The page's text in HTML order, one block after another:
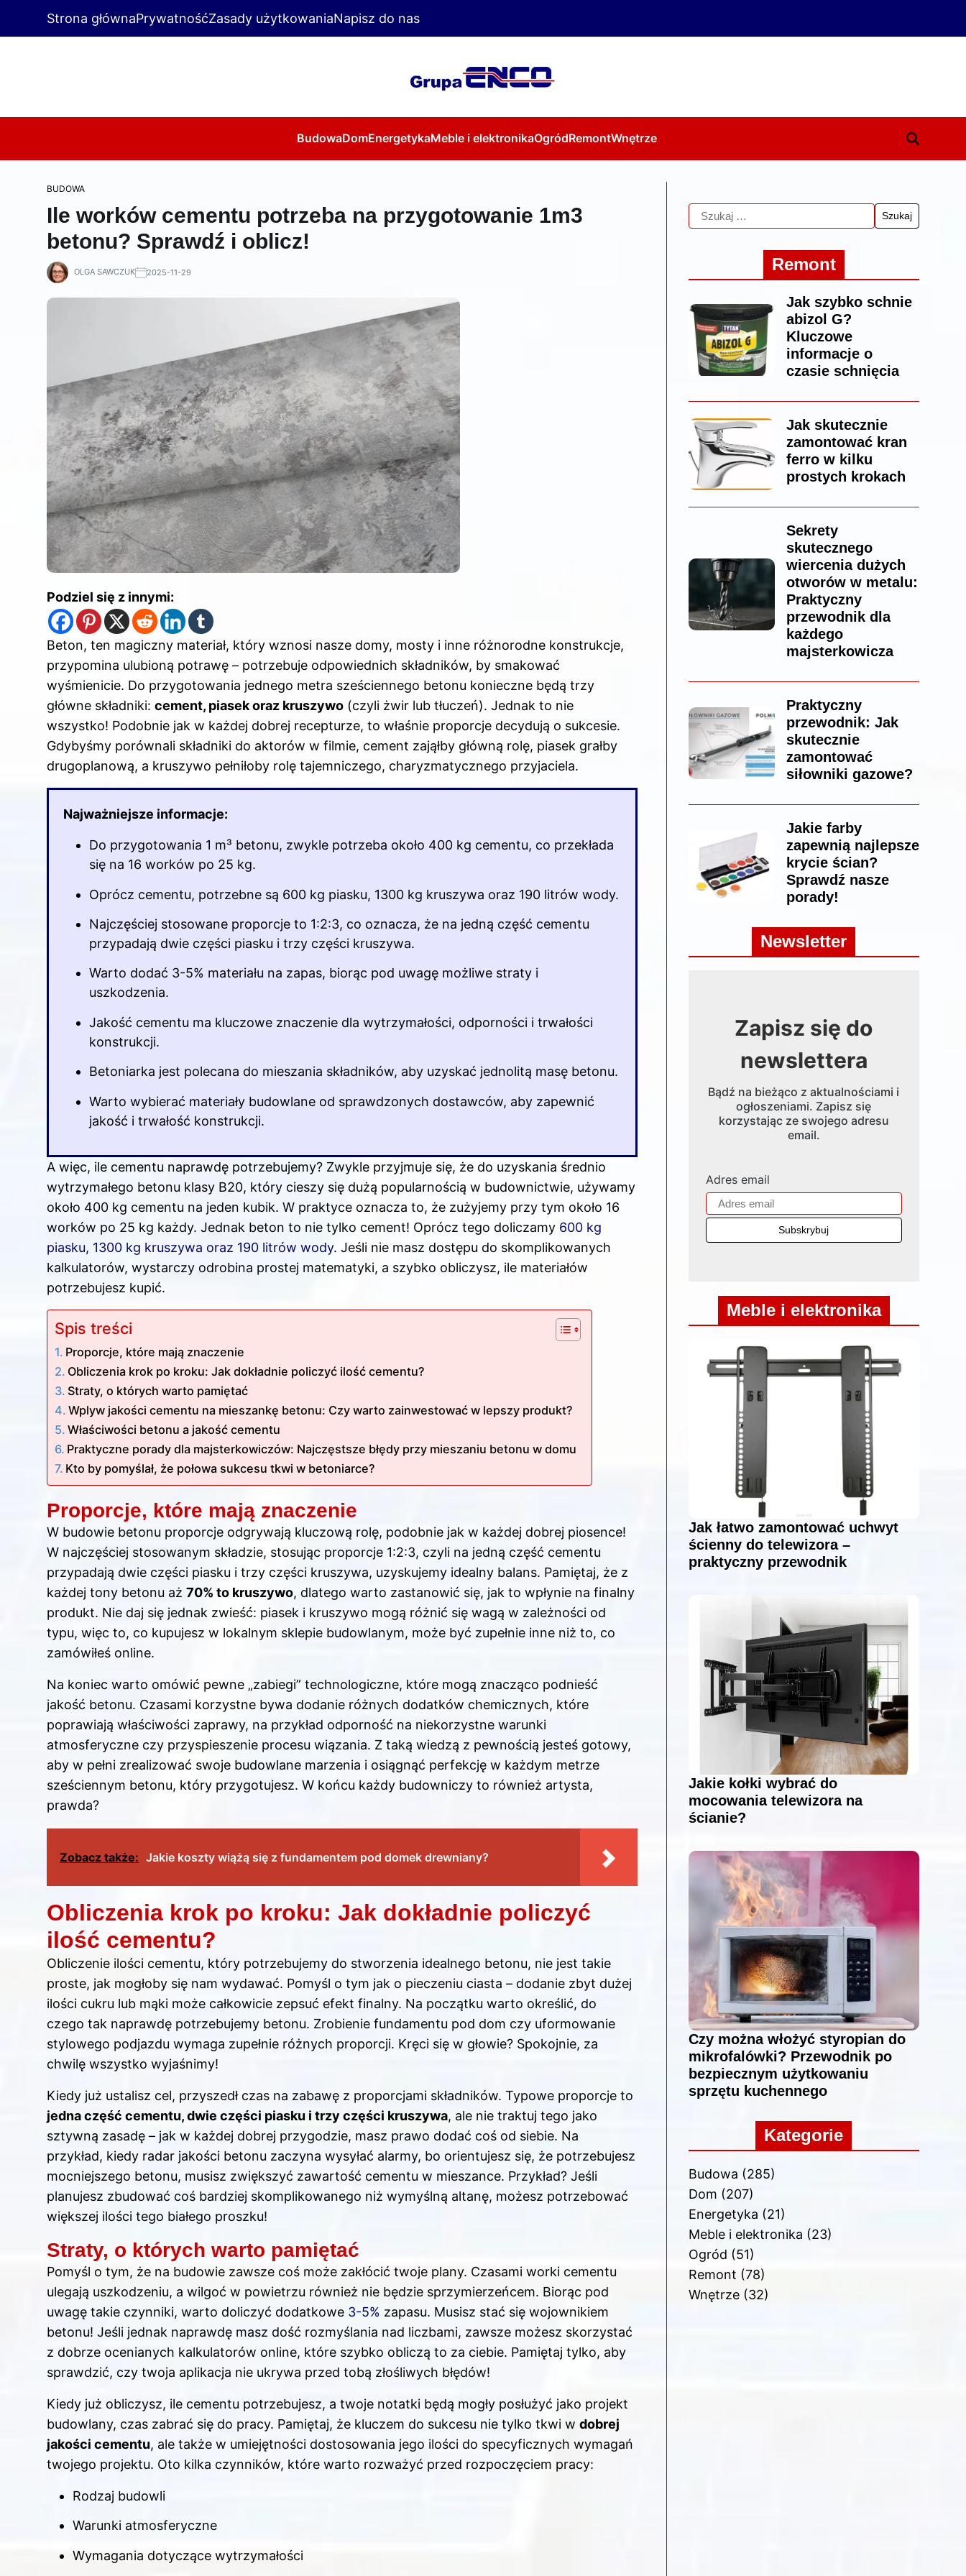
Strona głównaPrywatnośćZasady użytkowaniaNapisz do nas
BudowaDomEnergetykaMeble i elektronikaOgródRemontWnętrze
BUDOWA
Ile worków cementu potrzeba na przygotowanie 1m3
betonu? Sprawdź i oblicz!
OLGA SAWCZUK 2025-11-29
Podziel się z innymi:
Beton, ten magiczny materiał, który wznosi nasze domy, mosty i inne różnorodne konstrukcje,
przypomina ulubioną potrawę – potrzebuje odpowiednich składników, by smakować
wyśmienicie. Do przygotowania jednego metra sześciennego betonu konieczne będą trzy
główne składniki: cement, piasek oraz kruszywo (czyli żwir lub tłuczeń). Jednak to nie
wszystko! Podobnie jak w każdej dobrej recepturze, to właśnie proporcje decydują o sukcesie.
Gdybyśmy porównali składniki do aktorów w filmie, cement zająłby główną rolę, piasek grałby
drugoplanową, a kruszywo pełniłoby rolę tajemniczego, charyzmatycznego przyjaciela.
Najważniejsze informacje:
Do przygotowania 1 m³ betonu, zwykle potrzeba około 400 kg cementu, co przekłada
się na 16 worków po 25 kg.
Oprócz cementu, potrzebne są 600 kg piasku, 1300 kg kruszywa oraz 190 litrów wody.
Najczęściej stosowane proporcje to 1:2:3, co oznacza, że na jedną część cementu
przypadają dwie części piasku i trzy części kruszywa.
Warto dodać 3-5% materiału na zapas, biorąc pod uwagę możliwe straty i
uszkodzenia.
Jakość cementu ma kluczowe znaczenie dla wytrzymałości, odporności i trwałości
konstrukcji.
Betoniarka jest polecana do mieszania składników, aby uzyskać jednolitą masę betonu.
Warto wybierać materiały budowlane od sprawdzonych dostawców, aby zapewnić
jakość i trwałość konstrukcji.
A więc, ile cementu naprawdę potrzebujemy? Zwykle przyjmuje się, że do uzyskania średnio
wytrzymałego betonu klasy B20, który cieszy się dużą popularnością w budownictwie, używamy
około 400 kg cementu na jeden kubik. W praktyce oznacza to, że zużyjemy przy tym około 16
worków po 25 kg każdy. Jednak beton to nie tylko cement! Oprócz tego doliczamy 600 kg
piasku, 1300 kg kruszywa oraz 190 litrów wody. Jeśli nie masz dostępu do skomplikowanych
kalkulatorów, wystarczy odrobina prostej matematyki, a szybko obliczysz, ile materiałów
potrzebujesz kupić.
Spis treści
Proporcje, które mają znaczenie
Obliczenia krok po kroku: Jak dokładnie policzyć ilość cementu?
Straty, o których warto pamiętać
Wplyw jakości cementu na mieszankę betonu: Czy warto zainwestować w lepszy produkt?
Właściwości betonu a jakość cementu
Praktyczne porady dla majsterkowiczów: Najczęstsze błędy przy mieszaniu betonu w domu
Kto by pomyślał, że połowa sukcesu tkwi w betoniarce?
Proporcje, które mają znaczenie
W budowie betonu proporcje odgrywają kluczową rolę, podobnie jak w każdej dobrej piosence!
W najczęściej stosowanym składzie, stosując proporcje 1:2:3, czyli na jedną część cementu
przypadają dwie części piasku i trzy części kruszywa, uzyskujemy idealny balans. Pamiętaj, że z
każdej tony betonu aż 70% to kruszywo, dlatego warto zastanowić się, jak to wpłynie na finalny
produkt. Nie daj się jednak zwieść: piasek i kruszywo mogą różnić się wagą w zależności od
typu, więc to, co kupujesz w lokalnym sklepie budowlanym, może być zupełnie inne niż to, co
zamówiłeś online.
Na koniec warto omówić pewne „zabiegi” technologiczne, które mogą znacząco podnieść
jakość betonu. Czasami korzystne bywa dodanie różnych dodatków chemicznych, które
poprawiają właściwości zaprawy, na przykład odporność na niekorzystne warunki
atmosferyczne czy przyspieszenie procesu wiązania. Z taką wiedzą z pewnością jesteś gotowy,
aby w pełni zrealizować swoje budowlane marzenia i osiągnąć perfekcję w każdym metrze
sześciennym betonu, który przygotujesz. W końcu każdy budowniczy to również artysta,
prawda?
Zobacz także: Jakie koszty wiążą się z fundamentem pod domek drewniany?
Obliczenia krok po kroku: Jak dokładnie policzyć
ilość cementu?
Obliczenie ilości cementu, który potrzebujemy do stworzenia idealnego betonu, nie jest takie
proste, jak mogłoby się nam wydawać. Pomyśl o tym jak o pieczeniu ciasta – dodanie zbyt dużej
ilości cukru lub mąki może całkowicie zepsuć efekt finalny. Na początku warto określić, do
czego tak naprawdę potrzebujemy betonu. Zrobienie fundamentu pod dom czy uformowanie
stylowego podjazdu wymaga zupełnie różnych proporcji. Kręci się w głowie? Spokojnie, za
chwilę wszystko wyjaśnimy!
Kiedy już ustalisz cel, przyszedł czas na zabawę z proporcjami składników. Typowe proporcje to
jedna część cementu, dwie części piasku i trzy części kruszywa, ale nie traktuj tego jako
sztywną zasadę – jak w każdej dobrej przygodzie, masz prawo dodać coś od siebie. Na
przykład, kiedy radar jakości betonu zaczyna wysyłać alarmy, bo orientujesz się, że potrzebujesz
mocniejszego betonu, musisz zwiększyć zawartość cementu w mieszance. Przykład? Jeśli
planujesz zbudować coś bardziej skomplikowanego niż wymyślną altanę, możesz potrzebować
większej ilości tego białego proszku!
Straty, o których warto pamiętać
Pomyśl o tym, że na budowie zawsze coś może zakłócić twoje plany. Czasami worki cementu
ulegają uszkodzeniu, a wilgoć w powietrzu również nie będzie sprzymierzeńcem. Biorąc pod
uwagę takie czynniki, warto doliczyć dodatkowe 3-5% zapasu. Musisz stać się wojownikiem
betonu! Jeśli jednak naprawdę masz dość rozmyślania nad liczbami, zawsze możesz skorzystać
z dobrze ocenianych kalkulatorów online, które szybko obliczą to za ciebie. Pamiętaj tylko, aby
sprawdzić, czy twoja aplikacja nie ukrywa przed tobą złośliwych błędów!
Kiedy już obliczysz, ile cementu potrzebujesz, a twoje notatki będą mogły posłużyć jako projekt
budowlany, czas zabrać się do pracy. Pamiętaj, że kluczem do sukcesu nie tylko tkwi w dobrej
jakości cementu, ale także w umiejętności dostosowania jego ilości do specyficznych wymagań
twojego projektu. Oto kilka czynników, które warto rozważyć przed rozpoczęciem pracy:
Rodzaj budowli
Warunki atmosferyczne
Wymagania dotyczące wytrzymałości
Remont
Jak szybko schnie
abizol G?
Kluczowe
informacje o
czasie schnięcia
Jak skutecznie
zamontować kran
ferro w kilku
prostych krokach
Sekrety
skutecznego
wiercenia dużych
otworów w metalu:
Praktyczny
przewodnik dla
każdego
majsterkowicza
Praktyczny
przewodnik: Jak
skutecznie
zamontować
siłowniki gazowe?
Jakie farby
zapewnią najlepsze
krycie ścian?
Sprawdź nasze
porady!
Newsletter
Zapisz się do
newslettera
Bądź na bieżąco z aktualnościami i
ogłoszeniami. Zapisz się
korzystając ze swojego adresu
email.
Adres email
Meble i elektronika
Jak łatwo zamontować uchwyt
ścienny do telewizora –
praktyczny przewodnik
Jakie kołki wybrać do
mocowania telewizora na
ścianie?
Czy można włożyć styropian do
mikrofalówki? Przewodnik po
bezpiecznym użytkowaniu
sprzętu kuchennego
Kategorie
Budowa (285)
Dom (207)
Energetyka (21)
Meble i elektronika (23)
Ogród (51)
Remont (78)
Wnętrze(32)